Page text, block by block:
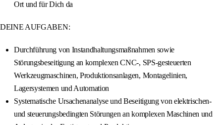
Ort und für Dich da
DEINE AUFGABEN:
Durchführung von Instandhaltungsmaßnahmen sowie
Störungsbeseitigung an komplexen CNC-, SPS-gesteuerten
Werkzeugmaschinen, Produktionsanlagen, Montagelinien,
Lagersystemen und Automation
Systematische Ursachenanalyse und Beseitigung von elektrischen-
und steuerungsbedingten Störungen an komplexen Maschinen und